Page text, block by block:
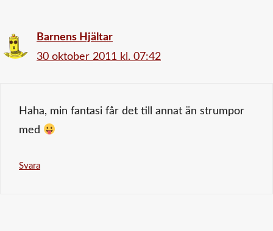
Barnens Hjältar
30 oktober 2011 kl. 07:42
Haha, min fantasi får det till annat än strumpor
med
Svara